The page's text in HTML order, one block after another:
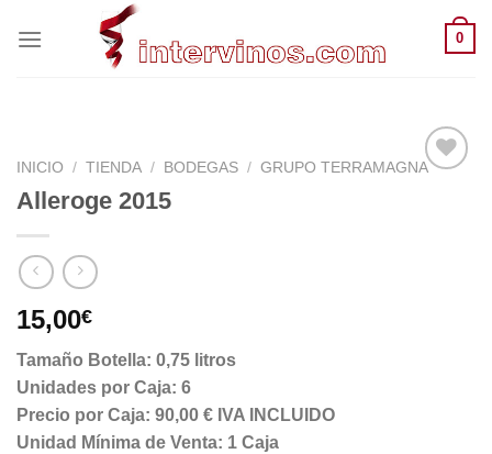
0
INICIO / TIENDA / BODEGAS / GRUPO TERRAMAGNA
Alleroge 2015
15,00€
Tamaño Botella: 0,75 litros
Unidades por Caja: 6
Precio por Caja: 90,00 € IVA INCLUIDO
Unidad Mínima de Venta: 1 Caja